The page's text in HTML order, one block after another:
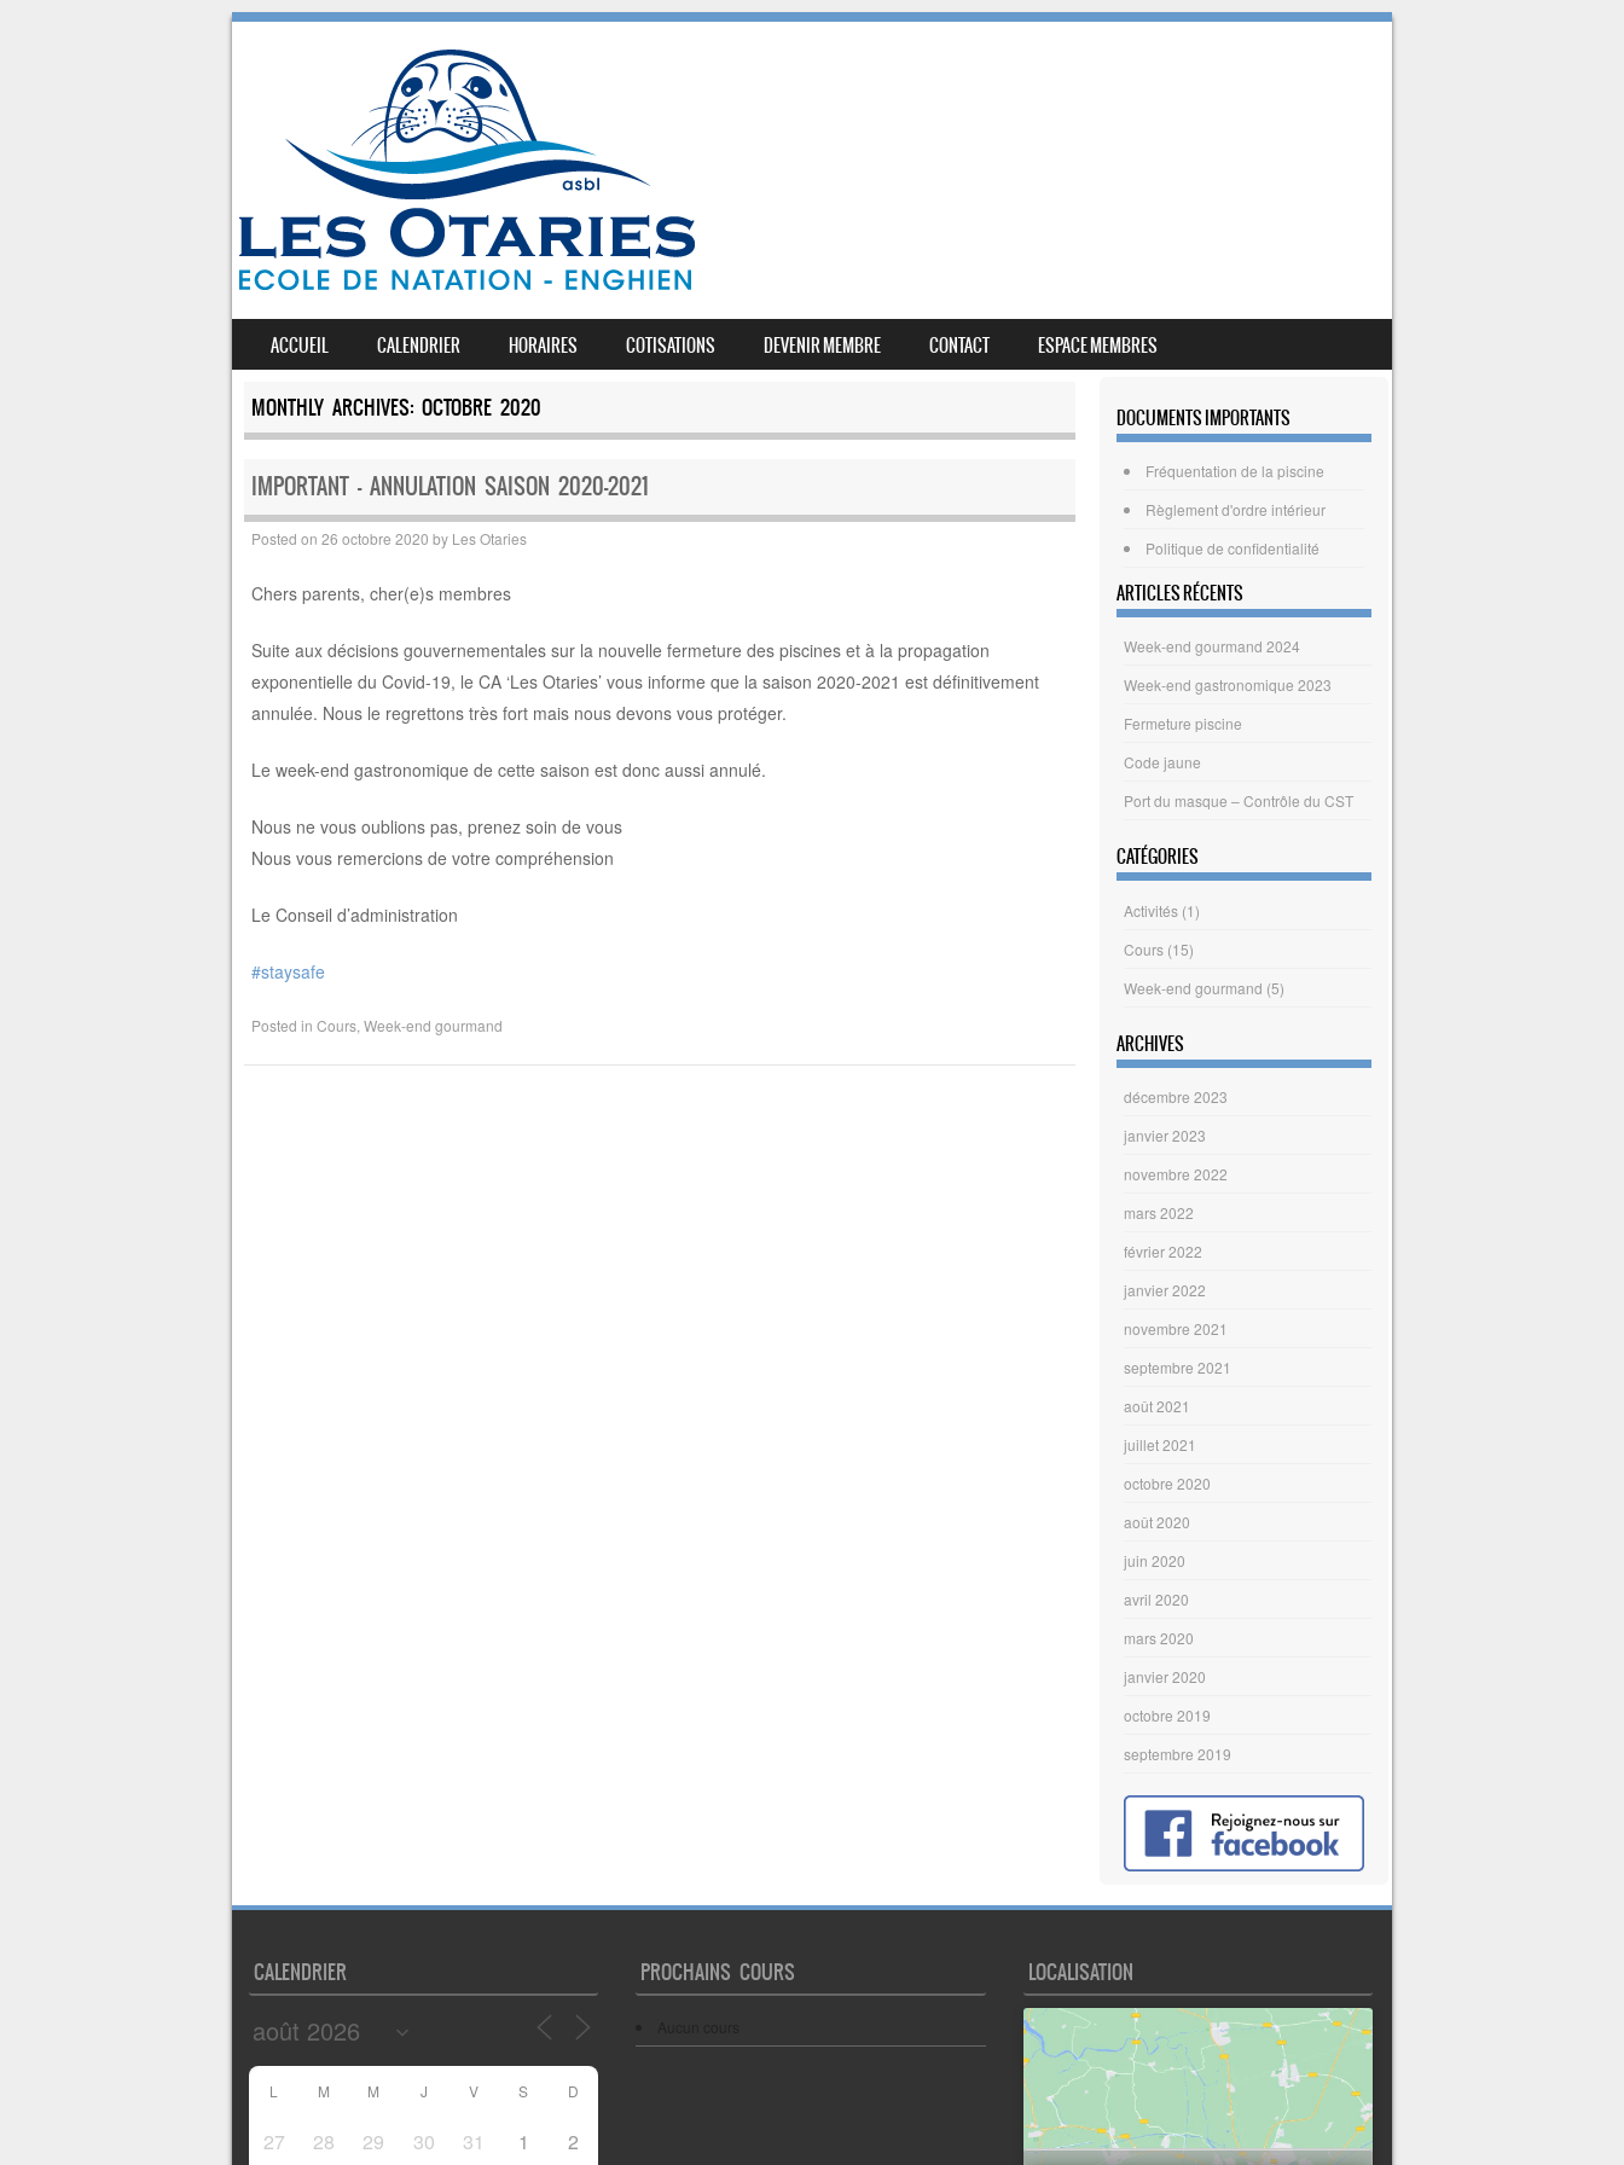
MENU
SKIP TO CONTENT
ACCUEIL CALENDRIER HORAIRES COTISATIONS DEVENIR MEMBRE CONTACT ESPACE MEMBRES
MONTHLY ARCHIVES: OCTOBRE 2020
IMPORTANT – ANNULATION SAISON 2020-2021
Posted on 26 octobre 2020 by Les Otaries
Chers parents, cher(e)s membres
Suite aux décisions gouvernementales sur la nouvelle fermeture des piscines et à la propagation
exponentielle du Covid-19, le CA ‘Les Otaries’ vous informe que la saison 2020-2021 est définitivement
annulée. Nous le regrettons très fort mais nous devons vous protéger.
Le week-end gastronomique de cette saison est donc aussi annulé.
Nous ne vous oublions pas, prenez soin de vous
Nous vous remercions de votre compréhension
Le Conseil d’administration
#staysafe
Posted in Cours, Week-end gourmand
DOCUMENTS IMPORTANTS
Fréquentation de la piscine
Règlement d'ordre intérieur
Politique de confidentialité
ARTICLES RÉCENTS
Week-end gourmand 2024
Week-end gastronomique 2023
Fermeture piscine
Code jaune
Port du masque – Contrôle du CST
CATÉGORIES
Activités (1)
Cours (15)
Week-end gourmand (5)
ARCHIVES
décembre 2023
janvier 2023
novembre 2022
mars 2022
février 2022
janvier 2022
novembre 2021
septembre 2021
août 2021
juillet 2021
octobre 2020
août 2020
juin 2020
avril 2020
mars 2020
janvier 2020
octobre 2019
septembre 2019
CALENDRIER
L M M J V S D
27 28 29 30 31 1 2
PROCHAINS COURS LOCALISATION